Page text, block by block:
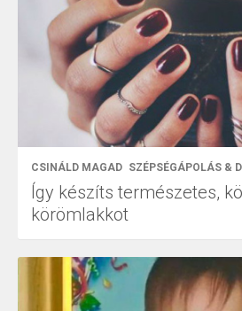
CSINÁLD MAGAD SZÉPSÉGÁPOLÁS &
Így készíts természetes,
körömlakkot